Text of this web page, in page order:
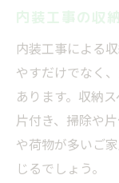
内装工事の収
内装工事による
やすだけでなく
あります。収納
片付き、掃除や
や荷物が多いご
じるでしょう。